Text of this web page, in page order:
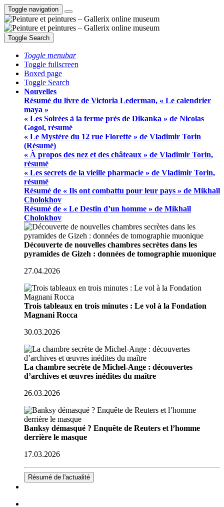
Toggle navigation
Toggle Search
Toggle menubar
Toggle fullscreen
Boxed page
Toggle Search
Nouvelles
Résumé du livre de Victoria Lederman, « Le calendrier
maya »
« Les Soirées à la ferme près de Dikanka » de Nicolas
Gogol, résumé
« Le Mystère du 12 rue Florette » de Vladimir Torin
(Résumé)
« À propos des nez et des châteaux » de Vladimir Torin,
résumé
« Les secrets de la vieille pharmacie » de Vladimir Torin,
résumé
Résumé de « Ils ont combattu pour leur pays » de Mikhaïl
Cholokhov
Résumé de « Le Destin d’un homme » de Mikhaïl
Cholokhov
Découverte de nouvelles chambres secrètes dans les
pyramides de Gizeh : données de tomographie muonique
27.04.2026
Trois tableaux en trois minutes : Le vol à la Fondation
Magnani Rocca
30.03.2026
La chambre secrète de Michel-Ange : découvertes
d’archives et œuvres inédites du maître
26.03.2026
Banksy démasqué ? Enquête de Reuters et l’homme
derrière le masque
17.03.2026
Résumé de l'actualité